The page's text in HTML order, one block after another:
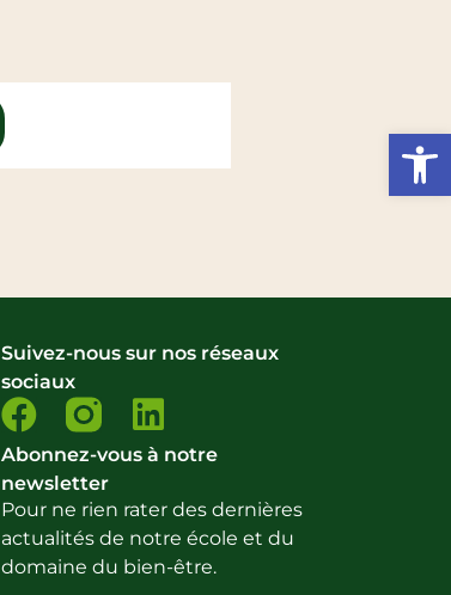
Ouvrir
Suivez-nous sur nos réseaux
sociaux
Abonnez-vous à notre
newsletter
Pour ne rien rater des dernières
actualités de notre école et du
domaine du bien-être.